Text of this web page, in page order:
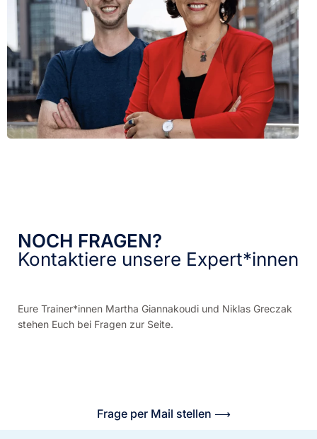
NOCH FRAGEN?
Kontaktiere unsere Expert*innen
Eure Trainer*innen Martha Giannakoudi und Niklas Greczak
stehen Euch bei Fragen zur Seite.
Frage per Mail stellen ⟶